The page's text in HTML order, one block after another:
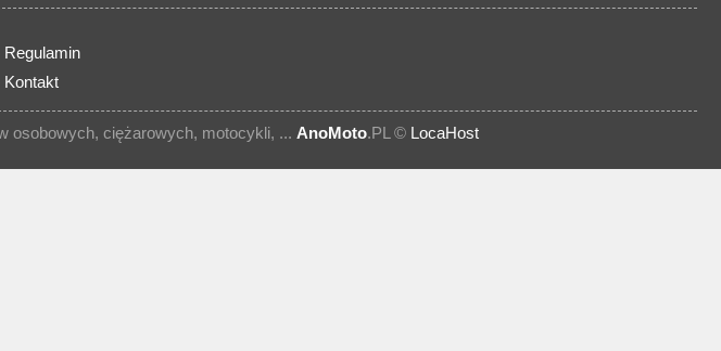
Regulamin
Kontakt
osobowych, ciężarowych, motocykli, ... AnoMoto.PL © LocaHost